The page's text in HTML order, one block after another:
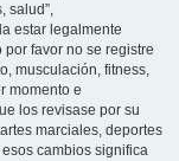
salud”,
estar legalmente
favor no se registre
musculación, fitness,
momento e
los revisase por su
marciales, deportes
cambios significa